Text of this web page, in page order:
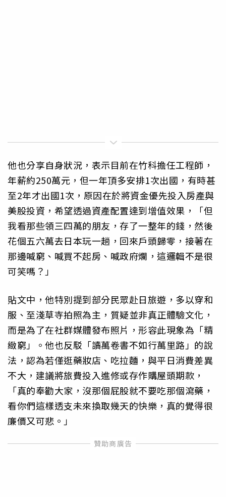
他也分享自身狀況，表示目前在竹科擔任工程師，
年薪約250萬元，但一年頂多安排1次出國，有時甚
至2年才出國1次，原因在於將資金優先投入房產與
美股投資，希望透過資產配置達到增值效果，「但
我看那些領三四萬的朋友，存了一整年的錢，然後
花個五六萬去日本玩一趟，回來戶頭歸零，接著在
那邊喊窮、喊買不起房、喊政府爛，這邏輯不是很
可笑嗎？」
貼文中，他特別提到部分民眾赴日旅遊，多以穿和
服、至淺草寺拍照為主，質疑並非真正體驗文化，
而是為了在社群媒體發布照片，形容此現象為「精
緻窮」。他也反駁「讀萬卷書不如行萬里路」的說
法，認為若僅逛藥妝店、吃拉麵，與平日消費差異
不大，建議將旅費投入進修或存作購屋頭期款，
「真的奉勸大家，沒那個屁股就不要吃那個瀉藥，
看你們這樣透支未來換取幾天的快樂，真的覺得很
廉價又可悲。」